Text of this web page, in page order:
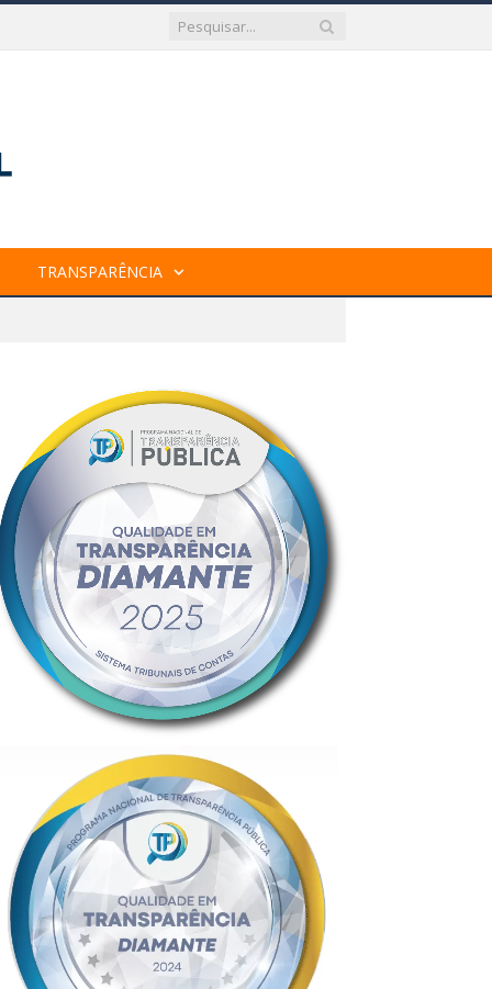
TRANSPARÊNCIA